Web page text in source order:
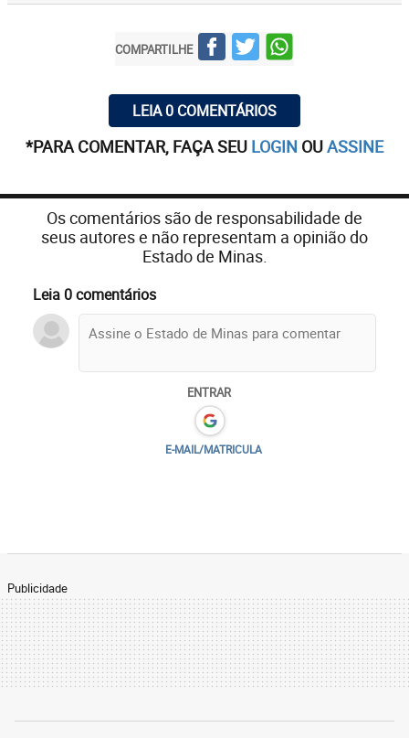
COMPARTILHE
LEIA 0 COMENTÁRIOS
*PARA COMENTAR, FAÇA SEU LOGIN OUASSINE
Os comentários são de responsabilidade de
seus autores e não representam a opinião do
Estado de Minas.
Leia 0 comentários
ENTRAR
E-MAIL/MATRICULA
Publicidade